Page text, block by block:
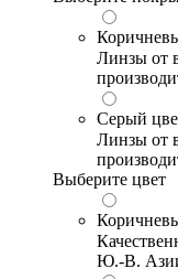
Линзы от
Серый
Линзы от
Выберите цвет
Ю.-В.